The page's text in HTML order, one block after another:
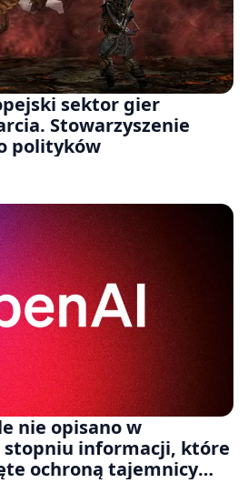
sektor gier
Stowarzyszenie
polityków
nie opisano w
stopniu informacji, które
ochroną tajemnicy
żąda odrzucenia